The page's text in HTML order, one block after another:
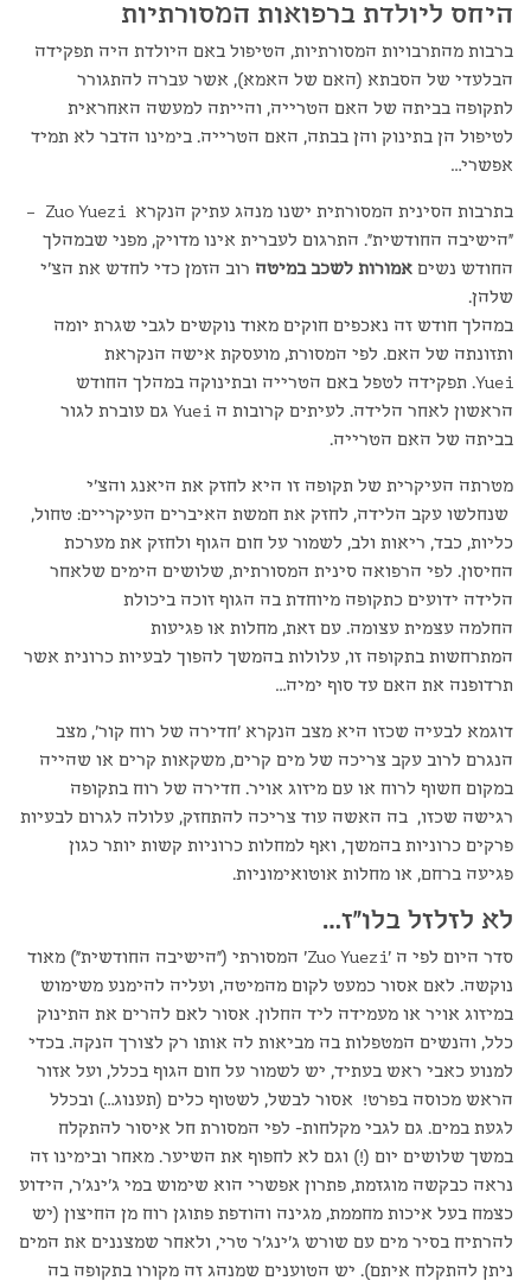
היחס ליולדת ברפואות המסורתיות
ברבות מהתרבויות המסורתיות, הטיפול באם היולדת היה תפקידה
הבלעדי של הסבתא (האם של האמא), אשר עברה להתגורר
לתקופה בביתה של האם הטרייה, והייתה למעשה האחראית
לטיפול הן בתינוק והן בבתה, האם הטרייה. בימינו הדבר לא תמיד
אפשרי…
בתרבות הסינית המסורתית ישנו מנהג עתיק הנקרא Zuo Yuezi –
"הישיבה החודשית". התרגום לעברית אינו מדויק, מפני שבמהלך
החודש נשים אמורות לשכב במיטה רוב הזמן כדי לחדש את הצ'י
שלהן.
במהלך חודש זה נאכפים חוקים מאוד נוקשים לגבי שגרת יומה
ותזונתה של האם. לפי המסורת, מועסקת אישה הנקראת
Yuei. תפקידה לטפל באם הטרייה ובתינוקה במהלך החודש
הראשון לאחר הלידה. לעיתים קרובות ה Yuei גם עוברת לגור
בביתה של האם הטרייה.
מטרתה העיקרית של תקופה זו היא לחזק את היאנג והצ'י
שנחלשו עקב הלידה, לחזק את חמשת האיברים העיקריים: טחול,
כליות, כבד, ריאות ולב, לשמור על חום הגוף ולחזק את מערכת
החיסון. לפי הרפואה סינית המסורתית, שלושים הימים שלאחר
הלידה ידועים כתקופה מיוחדת בה הגוף זוכה ביכולת
החלמה עצמית עצומה. עם זאת, מחלות או פגיעות
המתרחשות בתקופה זו, עלולות בהמשך להפוך לבעיות כרונית אשר
תרדופנה את האם עד סוף ימיה…
דוגמא לבעיה שכזו היא מצב הנקרא 'חדירה של רוח קור', מצב
הנגרם לרוב עקב צריכה של מים קרים, משקאות קרים או שהייה
במקום חשוף לרוח או עם מיזוג אויר. חדירה של רוח בתקופה
רגישה שכזו, בה האשה עוד צריכה להתחזק, עלולה לגרום לבעיות
פרקים כרוניות בהמשך, ואף למחלות כרוניות קשות יותר כגון
פגיעה ברחם, או מחלות אוטואימוניות.
לא לזלזל בלו"ז…
סדר היום לפי ה 'Zuo Yuezi' המסורתי ("הישיבה החודשית") מאוד
נוקשה. לאם אסור כמעט לקום מהמיטה, ועליה להימנע משימוש
במיזוג אויר או מעמידה ליד החלון. אסור לאם להרים את התינוק
כלל, והנשים המטפלות בה מביאות לה אותו רק לצורך הנקה. בכדי
למנוע כאבי ראש בעתיד, יש לשמור על חום הגוף בכלל, ועל אזור
הראש מכוסה בפרט! אסור לבשל, לשטוף כלים (תענוג…) ובכלל
לגעת במים. גם לגבי מקלחות- לפי המסורת חל איסור להתקלח
במשך שלושים יום (!) וגם לא לחפוף את השיער. מאחר ובימינו זה
נראה כבקשה מוגזמת, פתרון אפשרי הוא שימוש במי ג'ינג'ר, הידוע
כצמח בעל איכות מחממת, מגינה והודפת פתוגן רוח מן החיצון (יש
להרתיח בסיר מים עם שורש ג'ינג'ר טרי, ולאחר שמצננים את המים
ניתן להתקלח איתם). יש הטוענים שמנהג זה מקורו בתקופה בה